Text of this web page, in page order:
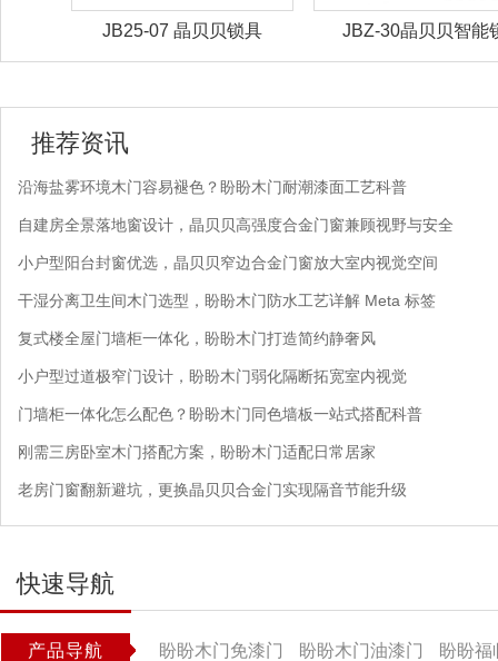
JBZ-30晶贝贝智能锁 JBZ-29晶贝贝智能
推荐资讯
沿海盐雾环境木门容易褪色？盼盼木门耐潮漆面工艺科普
自建房全景落地窗设计，晶贝贝高强度合金门窗兼顾视野与安全
小户型阳台封窗优选，晶贝贝窄边合金门窗放大室内视觉空间
干湿分离卫生间木门选型，盼盼木门防水工艺详解 Meta 标签
复式楼全屋门墙柜一体化，盼盼木门打造简约静奢风
小户型过道极窄门设计，盼盼木门弱化隔断拓宽室内视觉
门墙柜一体化怎么配色？盼盼木门同色墙板一站式搭配科普
刚需三房卧室木门搭配方案，盼盼木门适配日常居家
老房门窗翻新避坑，更换晶贝贝合金门实现隔音节能升级
快速导航
产品导航 盼盼木门免漆门 盼盼木门油漆门 盼盼福